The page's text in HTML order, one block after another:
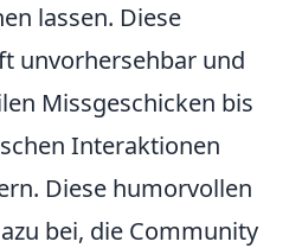
lassen. Diese
unvorhersehbar und
Missgeschicken bis
Interaktionen
Diese humorvollen
bei, die Community